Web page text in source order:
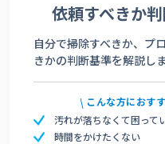
依頼すべきか
自分で掃除すべきか、プ
きかの判断基準を解説しま
こんな方におす
汚れが落ちなくて困って
時間をかけたくない